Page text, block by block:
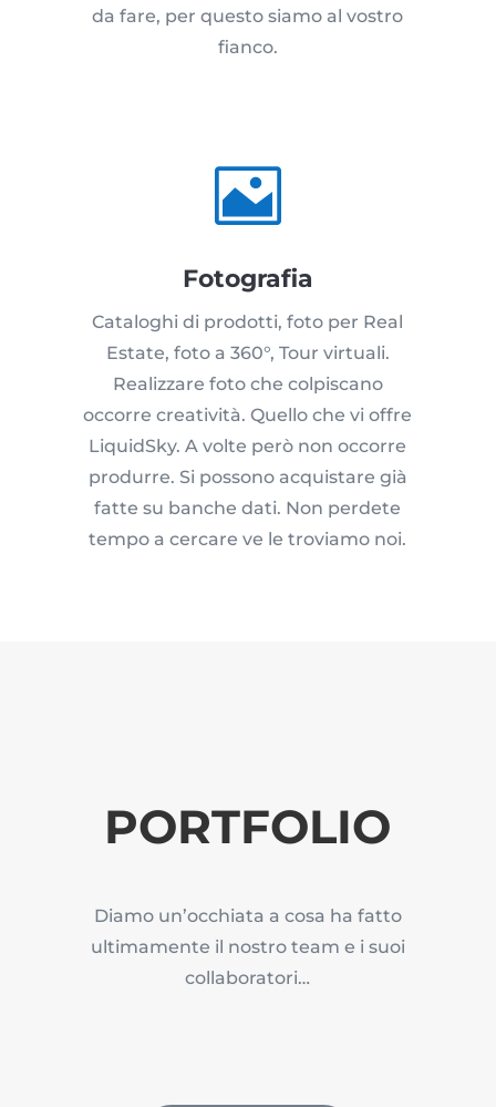
da fare, per questo siamo al vostro
fianco.

Fotografia
Cataloghi di prodotti, foto per Real
Estate, foto a 360°, Tour virtuali.
Realizzare foto che colpiscano
occorre creatività. Quello che vi offre
LiquidSky. A volte però non occorre
produrre. Si possono acquistare già
fatte su banche dati. Non perdete
tempo a cercare ve le troviamo noi.
PORTFOLIO
Diamo un’occhiata a cosa ha fatto
ultimamente il nostro team e i suoi
collaboratori…